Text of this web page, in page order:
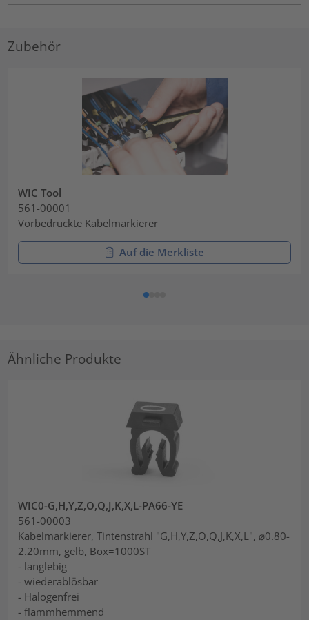
Zubehör
WIC Tool
561-00001
Vorbedruckte Kabelmarkierer
Auf die Merkliste
Ähnliche Produkte
WIC0-G,H,Y,Z,O,Q,J,K,X,L-PA66-YE
561-00003
Kabelmarkierer, Tintenstrahl "G,H,Y,Z,O,Q,J,K,X,L", ⌀0.80-
2.20mm, gelb, Box=1000ST
- langlebig
- wiederablösbar
- Halogenfrei
- flammhemmend